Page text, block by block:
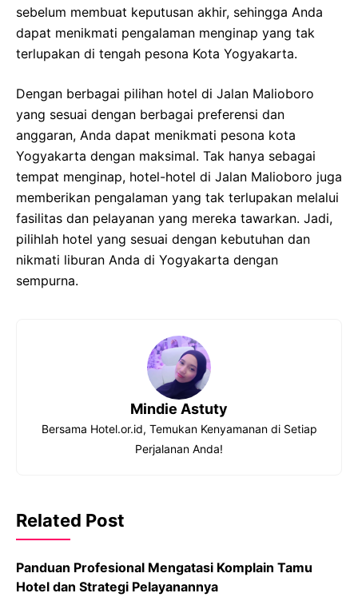
sebelum membuat keputusan akhir, sehingga Anda
dapat menikmati pengalaman menginap yang tak
terlupakan di tengah pesona Kota Yogyakarta.
Dengan berbagai pilihan hotel di Jalan Malioboro
yang sesuai dengan berbagai preferensi dan
anggaran, Anda dapat menikmati pesona kota
Yogyakarta dengan maksimal. Tak hanya sebagai
tempat menginap, hotel-hotel di Jalan Malioboro juga
memberikan pengalaman yang tak terlupakan melalui
fasilitas dan pelayanan yang mereka tawarkan. Jadi,
pilihlah hotel yang sesuai dengan kebutuhan dan
nikmati liburan Anda di Yogyakarta dengan
sempurna.
Mindie Astuty
Bersama Hotel.or.id, Temukan Kenyamanan di Setiap
Perjalanan Anda!
Related Post
Panduan Profesional Mengatasi Komplain Tamu
Hotel dan Strategi Pelayanannya